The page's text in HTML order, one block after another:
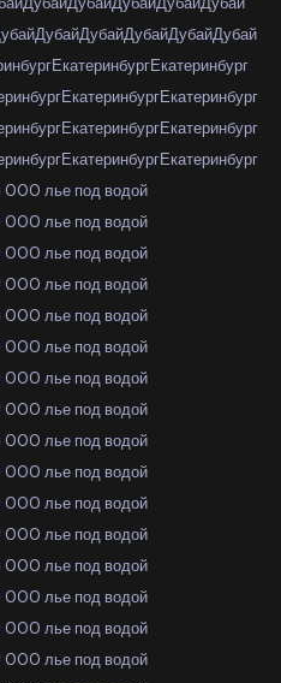
ДубайДубайДубайДубайДубай
ЕкатеринбургЕкатеринбург
ЕкатеринбургЕкатеринбург
ЕкатеринбургЕкатеринбург
ЕкатеринбургЕкатеринбург
лье под водой
лье под водой
лье под водой
лье под водой
лье под водой
лье под водой
лье под водой
лье под водой
лье под водой
лье под водой
лье под водой
лье под водой
лье под водой
лье под водой
лье под водой
лье под водой